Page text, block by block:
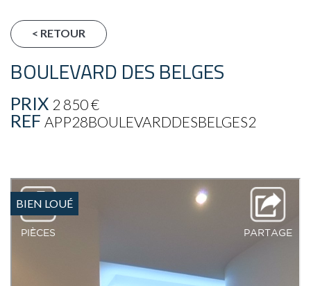
< RETOUR
BOULEVARD DES BELGES
PRIX 2 850 €
REF APP28BOULEVARDDESBELGES2
BIEN LOUÉ